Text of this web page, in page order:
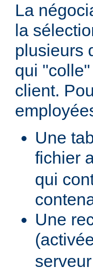
La
la
plusieurs
qui
client.
Une
fichier
qui
Une